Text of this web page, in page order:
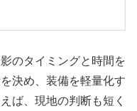
のタイミングと時間を
決め、装備を軽量化す
ば、現地の判断も短く